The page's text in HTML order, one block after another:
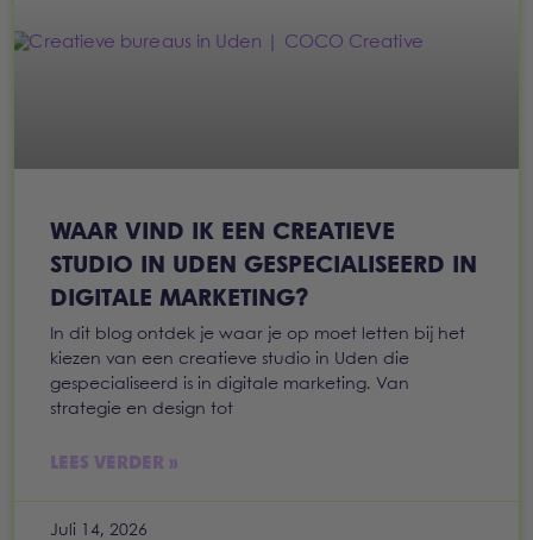
WAAR VIND IK EEN CREATIEVE
STUDIO IN UDEN GESPECIALISEERD IN
DIGITALE MARKETING?
In dit blog ontdek je waar je op moet letten bij het
kiezen van een creatieve studio in Uden die
gespecialiseerd is in digitale marketing. Van
strategie en design tot
LEES VERDER »
Juli 14, 2026